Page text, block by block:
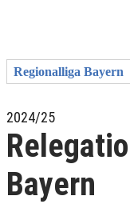
Regionalliga Bayern
2024/25
Bayern